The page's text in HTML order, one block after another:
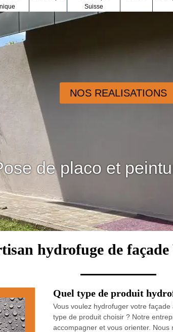
Suisse
NOS REALISATIONS
de placo et
hydrofuge de façade
Quel type de produit
Vous voulez hydrofuger votre
type de produit choisir ? Notre
accompagner et vous orienter.